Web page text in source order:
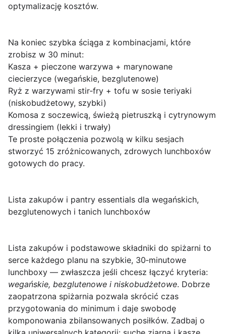
optymalizację kosztów.
Na koniec szybka ściąga z kombinacjami, które
zrobisz w 30 minut:
Kasza + pieczone warzywa + marynowane
ciecierzyce (wegańskie, bezglutenowe)
Ryż z warzywami stir‑fry + tofu w sosie teriyaki
(niskobudżetowy, szybki)
Komosa z soczewicą, świeżą pietruszką i cytrynowym
dressingiem (lekki i trwały)
Te proste połączenia pozwolą w kilku sesjach
stworzyć 15 zróżnicowanych, zdrowych lunchboxów
gotowych do pracy.
Lista zakupów i pantry essentials dla wegańskich,
bezglutenowych i tanich lunchboxów
Lista zakupów i podstawowe składniki do spiżarni to
serce każdego planu na szybkie, 30‑minutowe
lunchboxy — zwłaszcza jeśli chcesz łączyć kryteria:
wegańskie, bezglutenowe i niskobudżetowe. Dobrze
zaopatrzona spiżarnia pozwala skrócić czas
przygotowania do minimum i daje swobodę
komponowania zbilansowanych posiłków. Zadbaj o